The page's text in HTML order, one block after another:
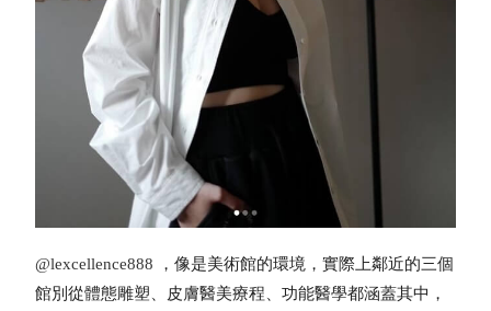
@lexcellence888 ，像是美術館的環境，實際上鄰近的三個
館別從體態雕塑、皮膚醫美療程、功能醫學都涵蓋其中，